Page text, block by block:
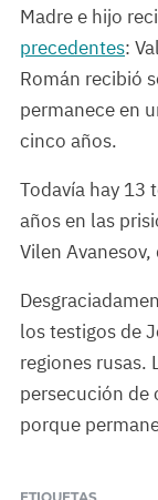
Madre e hijo
precedentes:
Román recibió
permanece en
cinco años.
Todavía hay 13
años en las
Vilen
los testigos de
regiones rusas.
persecución de
porque